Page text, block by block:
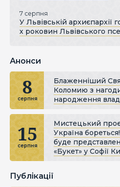
7 серпня
У Львівській архиєпархії
х роковин Львівського
Анонси
8
серпня
Блаженніший
Коломию з
народження
15
серпня
Мистецький
Україна
буде
«Букет» у Софії
Публікації